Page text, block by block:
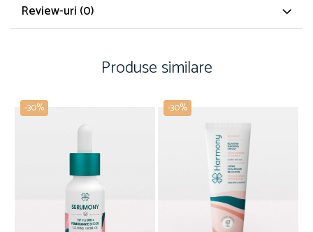
Review-uri (0)
Produse similare
-30% -30%